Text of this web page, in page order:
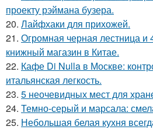
проекту рэймана бузера.
20. Лайфхаки для прихожей.
21. Огромная черная лестница и
книжный магазин в Китае.
22. Кафе Di Nulla в Москве:
итальянская легкость.
23. 5 неочевидных мест для
24. Темно-серый и марсала:
25. Небольшая белая кухня